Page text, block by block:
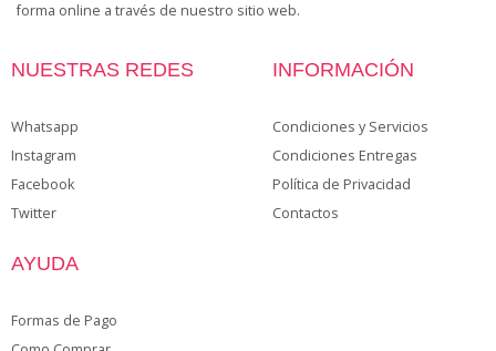
forma online a través de nuestro sitio web.
NUESTRAS REDES
Whatsapp
Instagram
Facebook
Twitter
INFORMACIÓN
Condiciones y Servicios
Condiciones Entregas
Política de Privacidad
Contactos
AYUDA
Formas de Pago